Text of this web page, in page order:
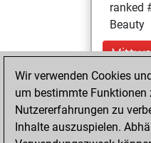
ranked
Beauty
2020
against
Wir verwenden Cookies
um bestimmte Funktionen
Nutzererfahrungen zu
Inhalte auszuspielen.